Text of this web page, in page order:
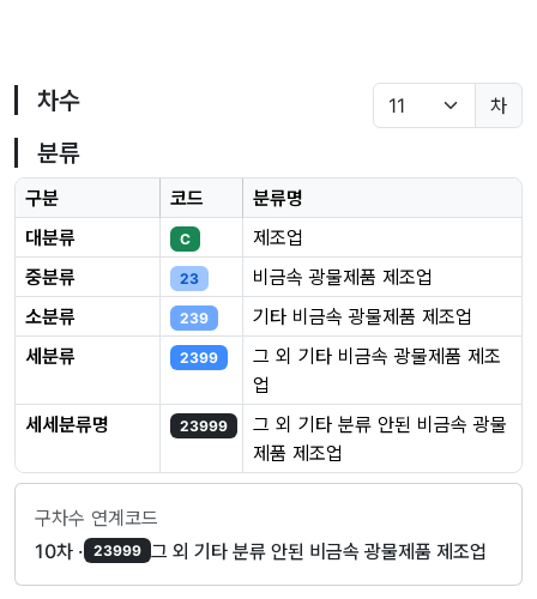
차수 차
분류
구분 코드
분류명
대분류
C
제조업
중분류
23
비금속 광물제품 제조업
소분류
239
기타 비금속 광물제품 제조업
세분류
2399
그 외 기타 비금속 광물제품 제조
업
세세분류명
23999
그 외 기타 분류 안된 비금속 광물
제품 제조업
구차수 연계코드
10차 · 23999 그 외 기타 분류 안된 비금속 광물제품 제조업